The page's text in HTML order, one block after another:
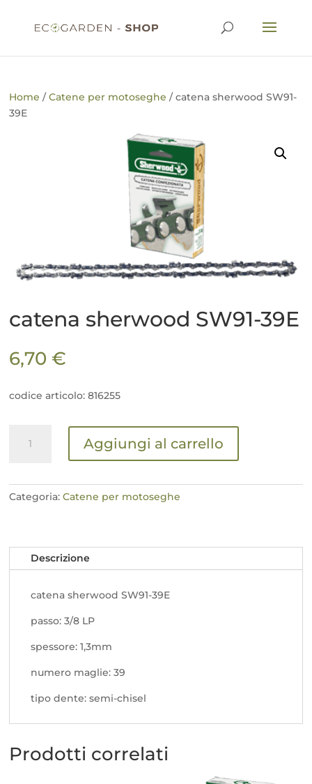
Home /Catene per motoseghe / catena sherwood SW91-
39E
catena sherwood SW91-39E
6,70€
codice articolo: 816255
sherwood
quantità
Aggiungi al carrello
Categoria:Catene per motoseghe
Descrizione
catena sherwood SW91-39E
passo: 3/8 LP
spessore: 1,3mm
numero maglie: 39
tipo dente: semi-chisel
Prodotti correlati